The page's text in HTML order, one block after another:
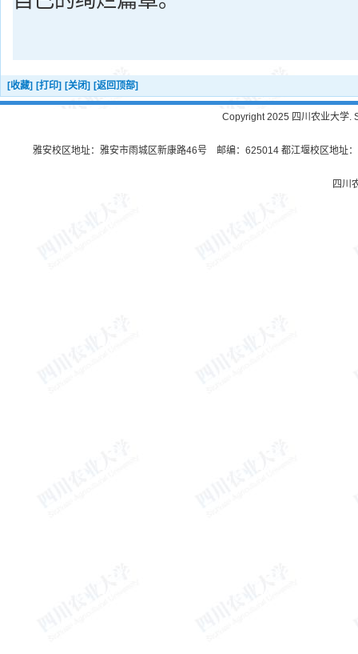
[收藏] [打印] [关闭] [返回顶部]
Copyright 2025 四川农业大学.
雅安校区地址：雅安市雨城区新康路46号 邮编：625014 都江堰校区地址
四川